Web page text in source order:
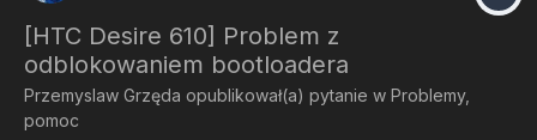
[HTC Desire 610] Problem z
odblokowaniem bootloadera
Przemyslaw Grzęda opublikował(a) pytanie w Problemy,
pomoc